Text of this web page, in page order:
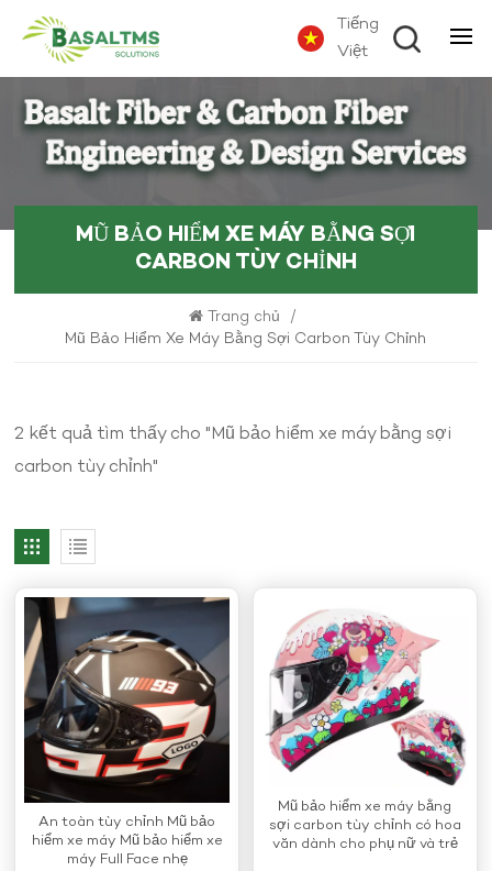
Tiếng
Việt
MŨ BẢO HIỂM XE MÁY BẰNG SỢI
CARBON TÙY CHỈNH
Trang chủ /
Mũ Bảo Hiểm Xe Máy Bằng Sợi Carbon Tùy Chỉnh
2 kết quả tìm thấy cho "Mũ bảo hiểm xe máy bằng sợi
carbon tùy chỉnh"
An toàn tùy chỉnh Mũ bảo
hiểm xe máy Mũ bảo hiểm xe
máy Full Face nhẹ
Mũ bảo hiểm xe máy bằng
sợi carbon tùy chỉnh có hoa
văn dành cho phụ nữ và trẻ